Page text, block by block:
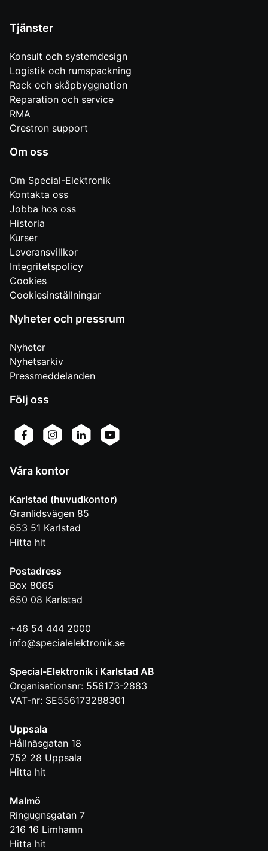
Tjänster
Konsult och systemdesign
Logistik och rumspackning
Rack och skåpbyggnation
Reparation och service
RMA
Crestron support
Om oss
Om Special-Elektronik
Kontakta oss
Jobba hos oss
Historia
Kurser
Leveransvillkor
Integritetspolicy
Cookies
Cookiesinställningar
Nyheter och pressrum
Nyheter
Nyhetsarkiv
Pressmeddelanden
Följ oss
Våra kontor
Karlstad (huvudkontor)
Granlidsvägen 85
653 51 Karlstad
Hitta hit
Postadress
Box 8065
650 08 Karlstad
+46 54 444 2000
info@specialelektronik.se
Special-Elektronik i Karlstad AB
Organisationsnr: 556173-2883
VAT-nr: SE556173288301
Uppsala
Hållnäsgatan 18
752 28 Uppsala
Hitta hit
Malmö
Ringugnsgatan 7
216 16 Limhamn
Hitta hit